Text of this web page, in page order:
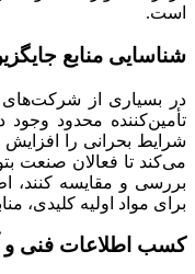
است.
شناسایی منابع
در بسیاری از شرکت‌های
تأمین‌کننده محدود
می‌کند تا فعالان صنعت
بررسی و مقایسه کنند،
برای مواد اولیه کلیدی،
کسب اطلاعات فنی و